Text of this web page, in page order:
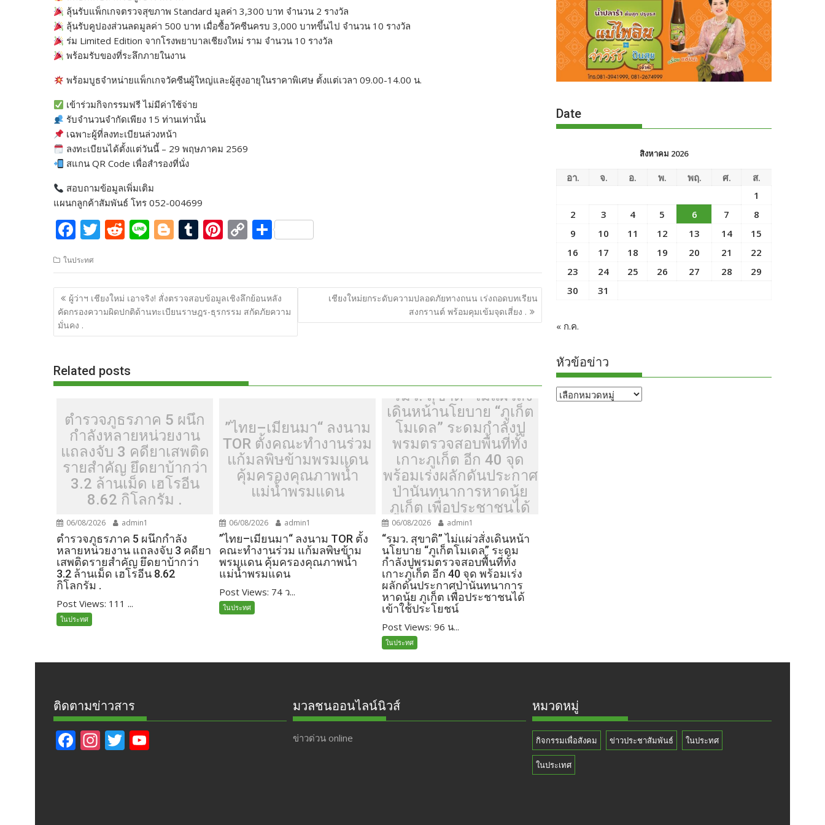
ลุ้นรับแพ็กเกจตรวจสุขภาพ Standard มูลค่า 3,300 บาท จำนวน 2 รางวัล
ลุ้นรับคูปองส่วนลดมูลค่า 500 บาท เมื่อซื้อวัคซีนครบ 3,000 บาทขึ้นไป จำนวน 10 รางวัล
ร่ม Limited Edition จากโรงพยาบาลเชียงใหม่ ราม จำนวน 10 รางวัล
พร้อมรับของที่ระลึกภายในงาน
พร้อมบูธจำหน่ายแพ็กเกจวัคซีนผู้ใหญ่และผู้สูงอายุในราคาพิเศษ ตั้งแต่เวลา 09.00-14.00 น.
เข้าร่วมกิจกรรมฟรี ไม่มีค่าใช้จ่าย
รับจำนวนจำกัดเพียง 15 ท่านเท่านั้น
เฉพาะผู้ที่ลงทะเบียนล่วงหน้า
ลงทะเบียนได้ตั้งแต่วันนี้ – 29 พฤษภาคม 2569
สแกน QR Code เพื่อสำรองที่นั่ง
สอบถามข้อมูลเพิ่มเติม
แผนกลูกค้าสัมพันธ์ โทร 052-004699
F
e
b
o
o
T
itt
er
R
d
di
t
Li
e
Bl
g
g
er
T
m
bl
r
Pi
er
e
st
C
p
y
Li
S
ar
e
ในประทศ
แนะแนว
เรื่อง
ผู้ว่าฯ เชียงใหม่ เอาจริง! สั่งตรวจสอบข้อมูลเชิงลึกย้อนหลัง
คัดกรองความผิดปกติด้านทะเบียนราษฎร-ธุรกรรม สกัดภัยความ
มั่นคง .
เชียงใหม่ยกระดับความปลอดภัยทางถนน เร่งถอดบทเรียน
สงกรานต์ พร้อมคุมเข้มจุดเสี่ยง .
Related posts
ตำรวจภูธรภาค 5 ผนึก
กำลังหลายหน่วยงาน
แถลงจับ 3 คดียาเสพติด
รายสำคัญ ยึดยาบ้ากว่า
3.2 ล้านเม็ด เฮโรอีน
8.62 กิโลกรัม .
06/08/2026 admin1
ตำรวจภูธรภาค 5 ผนึกกำลัง
หลายหน่วยงาน แถลงจับ 3 คดียา
เสพติดรายสำคัญ ยึดยาบ้ากว่า
3.2 ล้านเม็ด เฮโรอีน 8.62
กิโลกรัม .
Post Views: 111 ...
ในประทศ
”ไทย–เมียนมา“ ลงนาม
TOR ตั้งคณะทำงานร่วม
แก้มลพิษข้ามพรมแดน
คุ้มครองคุณภาพน้ำ
แม่น้ำพรมแดน
06/08/2026 admin1
”ไทย–เมียนมา“ ลงนาม TOR ตั้ง
คณะทำงานร่วม แก้มลพิษข้าม
พรมแดน คุ้มครองคุณภาพน้ำ
แม่น้ำพรมแดน
Post Views: 74 ว...
ในประทศ
“รมว. สุขาติ” ไม่แผ่วสั่ง
เดินหน้านโยบาย “ภูเก็ต
โมเดล” ระดมกำลังปู
พรมตรวจสอบพื้นที่ทั้ง
เกาะภูเก็ต อีก 40 จุด
พร้อมเร่งผลักดันประกาศ
ป่านันทนาการหาดนุ้ย
ภูเก็ต เพื่อประชาชนได้
เข้าใช้ประโยชน์
06/08/2026 admin1
“รมว. สุขาติ” ไม่แผ่วสั่งเดินหน้า
นโยบาย “ภูเก็ตโมเดล” ระดม
กำลังปูพรมตรวจสอบพื้นที่ทั้ง
เกาะภูเก็ต อีก 40 จุด พร้อมเร่ง
ผลักดันประกาศป่านันทนาการ
หาดนุ้ย ภูเก็ต เพื่อประชาชนได้
เข้าใช้ประโยชน์
Post Views: 96 น...
ในประทศ
Date
สิงหาคม 2026
อา. จ. อ. พ. พฤ. ศ.
ส.
1
2
3 4 5 6 7
8
9
10 11 12 13 14
15
16
17 18 19 20 21
22
23
24 25 26 27 28
29
30
31
« ก.ค.
หัวข้อข่าว
หัวข้อ
ติดตามข่าวสาร
F In T
มวลชนออนไลน์นิวส์
ข่าวด่วน online
หมวดหมู่
กิจกรรมเพื่อสังคม ข่าวประชาสัมพันธ์ ในประทศ
ในประเทศ